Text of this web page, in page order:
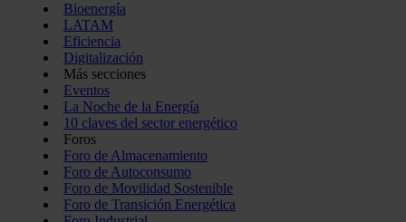
Bioenergía
LATAM
Eficiencia
Digitalización
Más secciones
Eventos
La Noche de la Energía
10 claves del sector energético
Foros
Foro de Almacenamiento
Foro de Autoconsumo
Foro de Movilidad Sostenible
Foro de Transición Energética